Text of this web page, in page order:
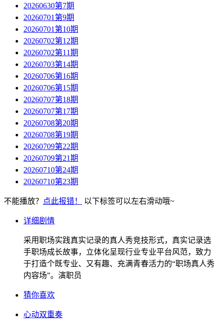
20260630第7期
20260701第9期
20260701第10期
20260702第12期
20260702第11期
20260703第14期
20260706第16期
20260706第15期
20260707第18期
20260707第17期
20260708第20期
20260708第19期
20260709第22期
20260709第21期
20260710第24期
20260710第23期
不能播放？ 点此报错！ 以下标签可以左右滑动哦~
详细剧情
采用职场实践真实记录的真人秀竞技形式，真实记录选
手职场成长故事，立体化呈现行业专业平台风范，致力
于打造个既专业、又有趣、充满青春活力的“职场真人秀
内容场”。演职员
猜你喜欢
心动双重奏